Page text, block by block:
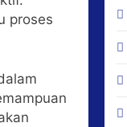
proses